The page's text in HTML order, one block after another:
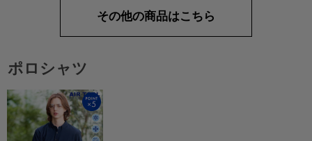
その他の商品はこちら
ポロシャツ